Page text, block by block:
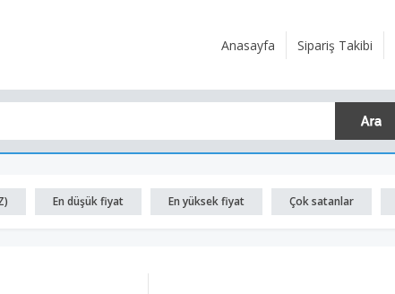
Anasayfa Sipariş Takibi
En düşük fiyat En yüksek fiyat Çok satanlar